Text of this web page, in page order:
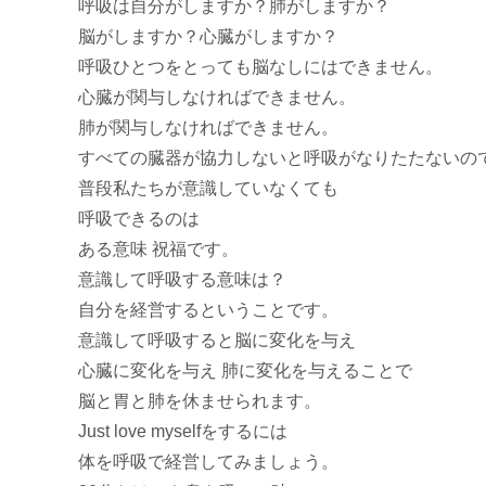
呼吸は自分がしますか？肺がしますか？
脳がしますか？心臓がしますか？
呼吸ひとつをとっても脳なしにはできません。
心臓が関与しなければできません。
肺が関与しなければできません。
すべての臓器が協力しないと呼吸がなりたたないの
普段私たちが意識していなくても
呼吸できるのは
ある意味 祝福です。
意識して呼吸する意味は？
自分を経営するということです。
意識して呼吸すると脳に変化を与え
心臓に変化を与え 肺に変化を与えることで
脳と胃と肺を休ませられます。
Just love myselfをするには
体を呼吸で経営してみましょう。